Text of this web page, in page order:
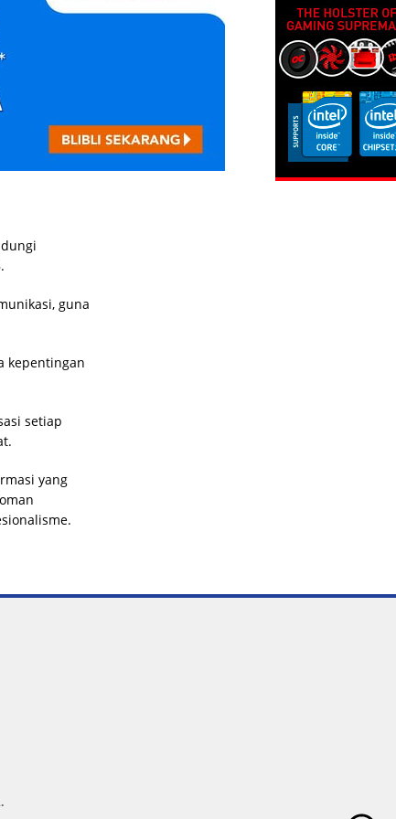
guna
kepentingan
setiap
yang